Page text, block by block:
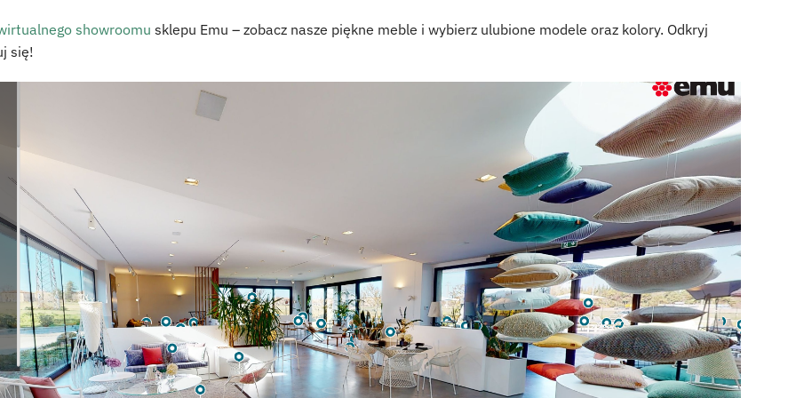
showroomu sklepu Emu – zobacz nasze piękne meble i wybierz ulubione modele oraz kolory. Odkryj
się!